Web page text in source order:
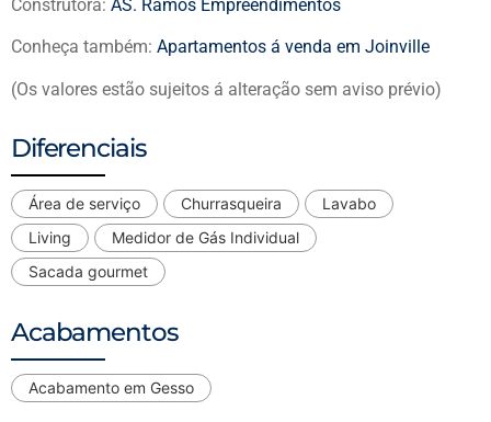
Construtora: AS. Ramos Empreendimentos
Conheça também: Apartamentos á venda em Joinville
(Os valores estão sujeitos á alteração sem aviso prévio)
Diferenciais
Área de serviço Churrasqueira
Lavabo
Living
Medidor de Gás Individual
Sacada gourmet
Acabamentos
Acabamento em Gesso